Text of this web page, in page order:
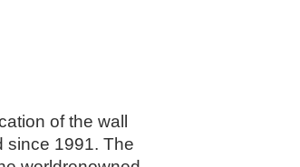
of the wall
since 1991. The